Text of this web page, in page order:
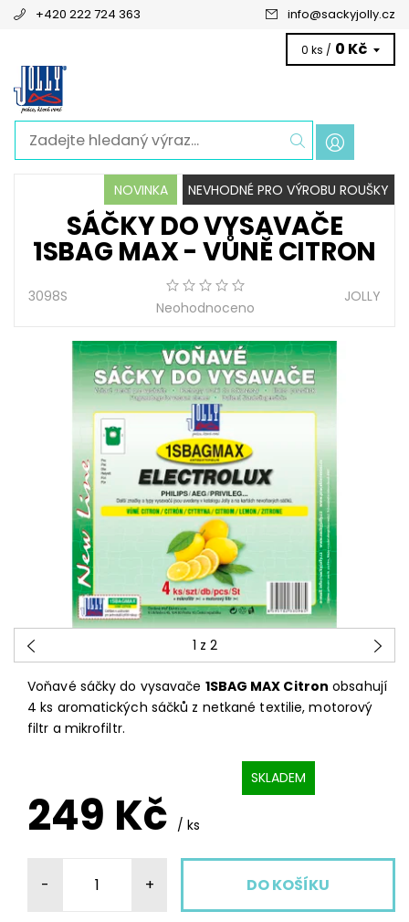
+420 222 724 363 info@sackyjolly.cz
0 ks / 0 Kč
NOVINKA NEVHODNÉ PRO VÝROBU ROUŠKY
SÁČKY DO VYSAVAČE
1SBAG MAX - VŮNĚ CITRON
3098S
Neohodnoceno
JOLLY
1 z 2
Voňavé sáčky do vysavače 1SBAG MAX Citron obsahují
4 ks aromatických sáčků z netkané textilie, motorový
filtr a mikrofiltr.
SKLADEM
249 Kč / ks
- +